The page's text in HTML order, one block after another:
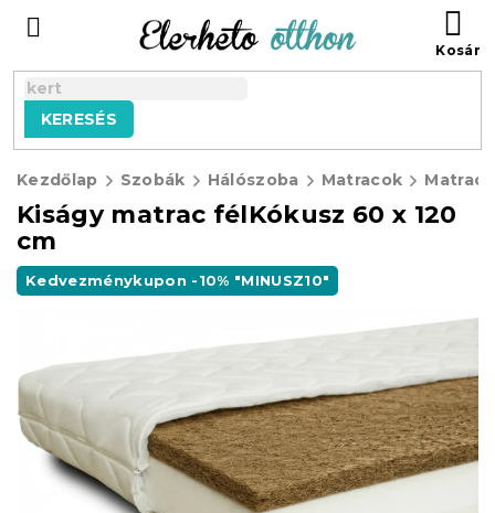
tartalomhoz
KERESÉS
Kezdőlap Szobák Hálószoba Matracok
Kiságy matrac félKókusz 60 x 120
cm
Kedvezménykupon -10% "MINUSZ10"